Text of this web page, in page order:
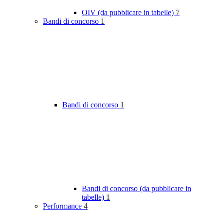
OIV (da pubblicare in tabelle) 7
Bandi di concorso 1
Bandi di concorso 1
Bandi di concorso (da pubblicare in
tabelle) 1
Performance 4